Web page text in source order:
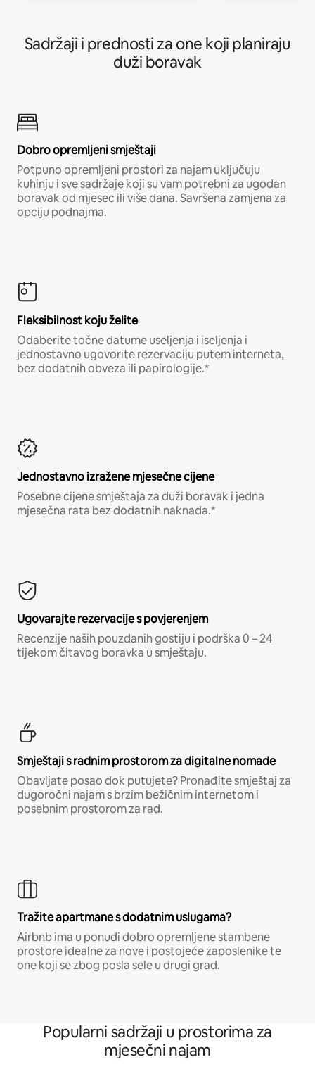
Sadržaji i prednosti za one koji planiraju
duži boravak
Dobro opremljeni smještaji
Potpuno opremljeni prostori za najam uključuju
kuhinju i sve sadržaje koji su vam potrebni za ugodan
boravak od mjesec ili više dana. Savršena zamjena za
opciju podnajma.
Fleksibilnost koju želite
Odaberite točne datume useljenja i iseljenja i
jednostavno ugovorite rezervaciju putem interneta,
bez dodatnih obveza ili papirologije.*
Jednostavno izražene mjesečne cijene
Posebne cijene smještaja za duži boravak i jedna
mjesečna rata bez dodatnih naknada.*
Ugovarajte rezervacije s povjerenjem
Recenzije naših pouzdanih gostiju i podrška 0 – 24
tijekom čitavog boravka u smještaju.
Smještaji s radnim prostorom za digitalne nomade
Obavljate posao dok putujete? Pronađite smještaj za
dugoročni najam s brzim bežičnim internetom i
posebnim prostorom za rad.
Tražite apartmane s dodatnim uslugama?
Airbnb ima u ponudi dobro opremljene stambene
prostore idealne za nove i postojeće zaposlenike te
one koji se zbog posla sele u drugi grad.
Popularni sadržaji u prostorima za
mjesečni najam